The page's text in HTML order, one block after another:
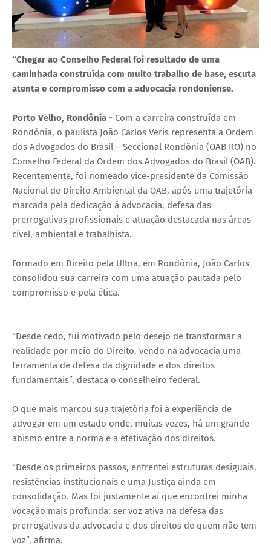
“Chegar ao Conselho Federal foi resultado de uma
caminhada construída com muito trabalho de base, escuta
atenta e compromisso com a advocacia rondoniense.
Porto Velho, Rondônia - Com a carreira construída em
Rondônia, o paulista João Carlos Veris representa a Ordem
dos Advogados do Brasil – Seccional Rondônia (OAB RO) no
Conselho Federal da Ordem dos Advogados do Brasil (OAB).
Recentemente, foi nomeado vice-presidente da Comissão
Nacional de Direito Ambiental da OAB, após uma trajetória
marcada pela dedicação à advocacia, defesa das
prerrogativas profissionais e atuação destacada nas áreas
cível, ambiental e trabalhista.
Formado em Direito pela Ulbra, em Rondônia, João Carlos
consolidou sua carreira com uma atuação pautada pelo
compromisso e pela ética.
“Desde cedo, fui motivado pelo desejo de transformar a
realidade por meio do Direito, vendo na advocacia uma
ferramenta de defesa da dignidade e dos direitos
fundamentais”, destaca o conselheiro federal.
O que mais marcou sua trajetória foi a experiência de
advogar em um estado onde, muitas vezes, há um grande
abismo entre a norma e a efetivação dos direitos.
“Desde os primeiros passos, enfrentei estruturas desiguais,
resistências institucionais e uma Justiça ainda em
consolidação. Mas foi justamente aí que encontrei minha
vocação mais profunda: ser voz ativa na defesa das
prerrogativas da advocacia e dos direitos de quem não tem
voz”, afirma.